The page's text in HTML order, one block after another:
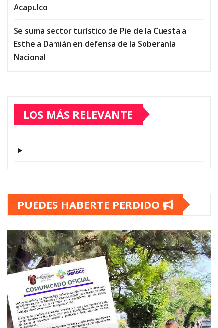
Acapulco
Se suma sector turístico de Pie de la Cuesta a
Esthela Damián en defensa de la Soberanía
Nacional
LOS MÁS RELEVANTE
PUEDES HABERTE PERDIDO